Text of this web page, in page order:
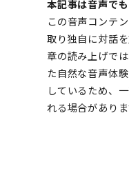
本記事は音声で
この音声コンテ
取り独自に対話
章の読み上げで
た自然な音声体
しているため、
れる場合がありま